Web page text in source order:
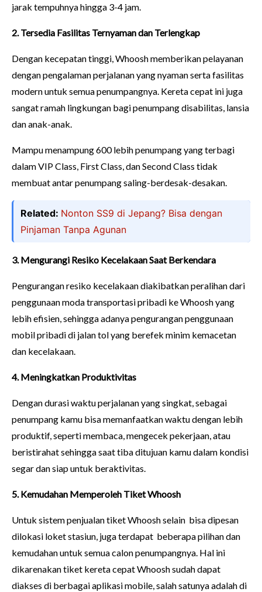
jarak tempuhnya hingga 3-4 jam.
2. Tersedia Fasilitas Ternyaman dan Terlengkap
Dengan kecepatan tinggi, Whoosh memberikan pelayanan
dengan pengalaman perjalanan yang nyaman serta fasilitas
modern untuk semua penumpangnya. Kereta cepat ini juga
sangat ramah lingkungan bagi penumpang disabilitas, lansia
dan anak-anak.
Mampu menampung 600 lebih penumpang yang terbagi
dalam VIP Class, First Class, dan Second Class tidak
membuat antar penumpang saling-berdesak-desakan.
Related: Nonton SS9 di Jepang? Bisa dengan
Pinjaman Tanpa Agunan
3. Mengurangi Resiko Kecelakaan Saat Berkendara
Pengurangan resiko kecelakaan diakibatkan peralihan dari
penggunaan moda transportasi pribadi ke Whoosh yang
lebih efisien, sehingga adanya pengurangan penggunaan
mobil pribadi di jalan tol yang berefek minim kemacetan
dan kecelakaan.
4. Meningkatkan Produktivitas
Dengan durasi waktu perjalanan yang singkat, sebagai
penumpang kamu bisa memanfaatkan waktu dengan lebih
produktif, seperti membaca, mengecek pekerjaan, atau
beristirahat sehingga saat tiba ditujuan kamu dalam kondisi
segar dan siap untuk beraktivitas.
5. Kemudahan Memperoleh Tiket Whoosh
Untuk sistem penjualan tiket Whoosh selain bisa dipesan
dilokasi loket stasiun, juga terdapat beberapa pilihan dan
kemudahan untuk semua calon penumpangnya. Hal ini
dikarenakan tiket kereta cepat Whoosh sudah dapat
diakses di berbagai aplikasi mobile, salah satunya adalah di